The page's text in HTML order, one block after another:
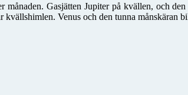
månaden. Gasjätten Jupiter på kvällen, och
Venus och den tunna månskäran